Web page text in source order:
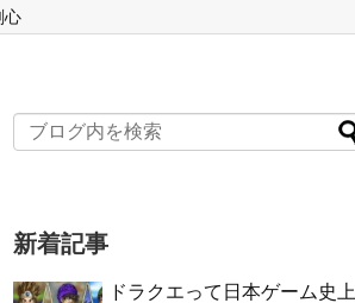
心
新着記事
ドラクエって日本ゲーム史上